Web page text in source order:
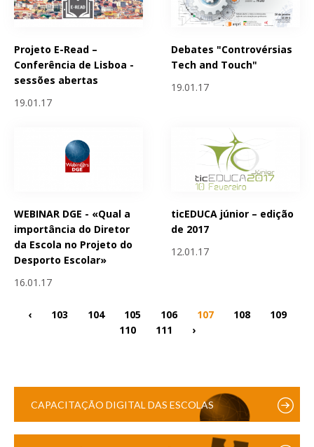
Projeto E-Read –
Conferência de Lisboa -
sessões abertas
19.01.17
Debates "Controvérsias
Tech and Touch"
19.01.17
WEBINAR DGE - «Qual a
importância do Diretor
da Escola no Projeto do
Desporto Escolar»
16.01.17
ticEDUCA júnior – edição
de 2017
12.01.17
‹ 103 104 105 106 107 108
109
110
111 ›
CAPACITAÇÃO DIGITAL DAS ESCOLAS